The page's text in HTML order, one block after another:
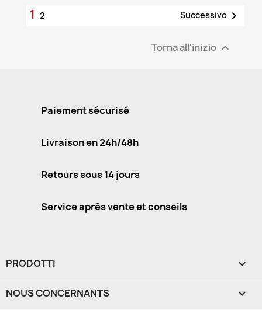
1 2 Successivo 
Torna all'inizio 
Paiement sécurisé
Livraison en 24h/48h
Retours sous 14 jours
Service après vente et conseils
PRODOTTI 
NOUS CONCERNANTS 